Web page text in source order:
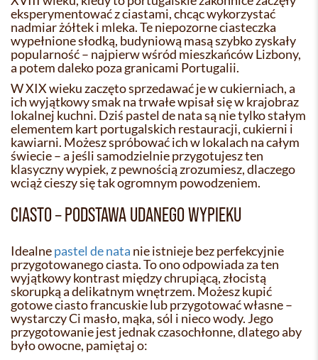
eksperymentować z ciastami, chcąc wykorzystać
nadmiar żółtek i mleka. Te niepozorne ciasteczka
wypełnione słodką, budyniową masą szybko zyskały
popularność – najpierw wśród mieszkańców Lizbony,
a potem daleko poza granicami Portugalii.
W XIX wieku zaczęto sprzedawać je w cukierniach, a
ich wyjątkowy smak na trwałe wpisał się w krajobraz
lokalnej kuchni. Dziś pastel de nata są nie tylko stałym
elementem kart portugalskich restauracji, cukierni i
kawiarni. Możesz spróbować ich w lokalach na całym
świecie – a jeśli samodzielnie przygotujesz ten
klasyczny wypiek, z pewnością zrozumiesz, dlaczego
wciąż cieszy się tak ogromnym powodzeniem.
CIASTO – PODSTAWA UDANEGO WYPIEKU
Idealnepastel de nata nie istnieje bez perfekcyjnie
przygotowanego ciasta. To ono odpowiada za ten
wyjątkowy kontrast między chrupiącą, złocistą
skorupką a delikatnym wnętrzem. Możesz kupić
gotowe ciasto francuskie lub przygotować własne –
wystarczy Ci masło, mąka, sól i nieco wody. Jego
przygotowanie jest jednak czasochłonne, dlatego aby
było owocne, pamiętaj o: